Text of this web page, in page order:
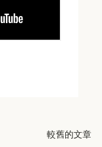
較舊的文章